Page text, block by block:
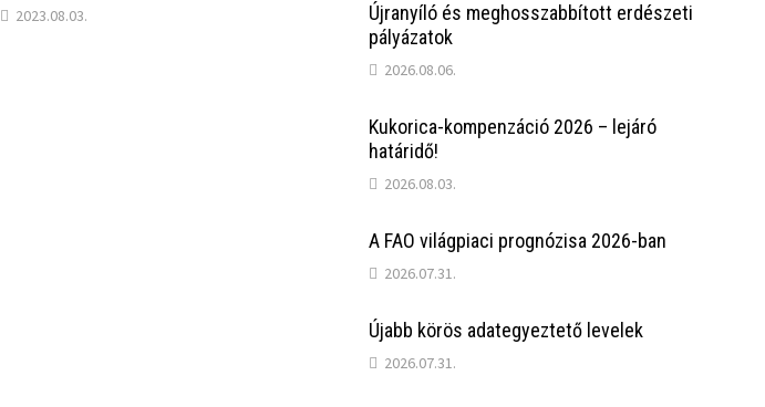
2023.08.03.
Újranyíló és meghosszabbított erdészeti
pályázatok
2026.08.06.
Kukorica-kompenzáció 2026 – lejáró
határidő!
2026.08.03.
A FAO világpiaci prognózisa 2026-ban
2026.07.31.
Újabb körös adategyeztető levelek
2026.07.31.